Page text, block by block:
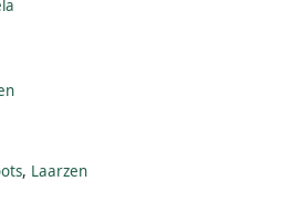
, Laarzen